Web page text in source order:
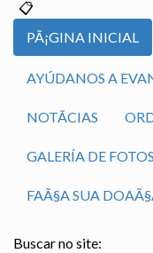
PÃ¡GINA INICIAL
AYÚDANOS A
NOTÃ­CIAS
GALERÍA DE FOTOS
FAÃ§A SUA
Buscar no site: